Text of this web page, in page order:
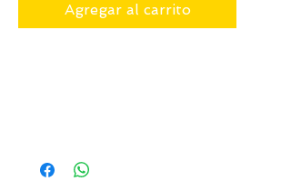
Agregar al carrito